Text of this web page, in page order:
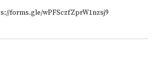
forms.gle/wPFSczfZprW1nzsj9